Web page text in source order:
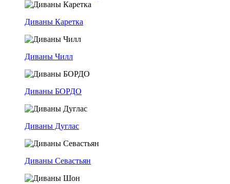
Диваны Каретка
Диваны Чилл
Диваны БОРДО
Диваны Дуглас
Диваны Севастьян